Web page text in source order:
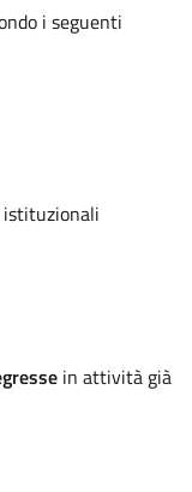
i seguenti
in attività già